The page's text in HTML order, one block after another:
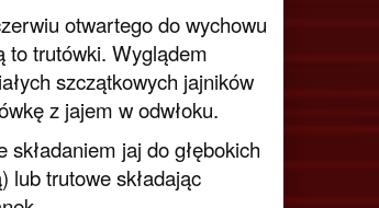
otwartego do wychowu
to trutówki. Wyglądem
szczątkowych jajników
z jajem w odwłoku.
jaj do głębokich
lub trutowe składając